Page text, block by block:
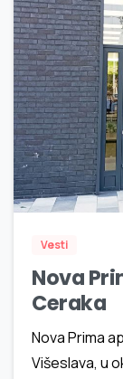
Vesti
Nova
Ceraka
Nova Prima
Višeslava, u